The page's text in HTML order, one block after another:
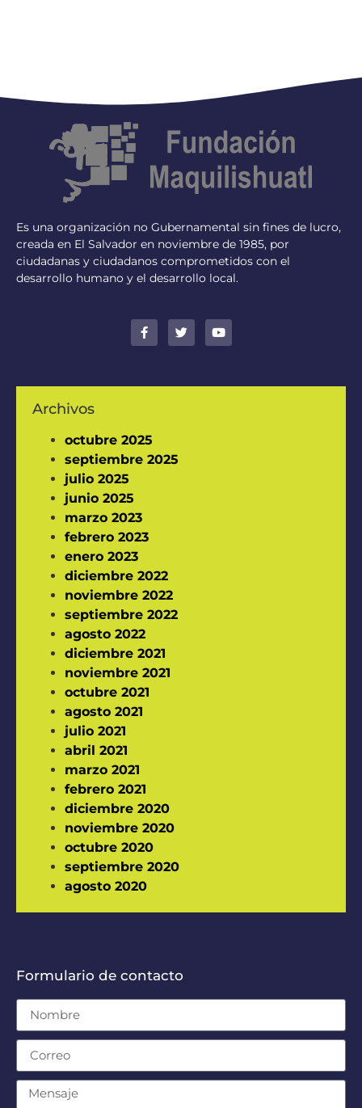
Es una organización no Gubernamental sin fines de lucro,
creada en El Salvador en noviembre de 1985, por
ciudadanas y ciudadanos comprometidos con el
desarrollo humano y el desarrollo local.
Archivos
octubre 2025
septiembre 2025
julio 2025
junio 2025
marzo 2023
febrero 2023
enero 2023
diciembre 2022
noviembre 2022
septiembre 2022
agosto 2022
diciembre 2021
noviembre 2021
octubre 2021
agosto 2021
julio 2021
abril 2021
marzo 2021
febrero 2021
diciembre 2020
noviembre 2020
octubre 2020
septiembre 2020
agosto 2020
Formulario de contacto